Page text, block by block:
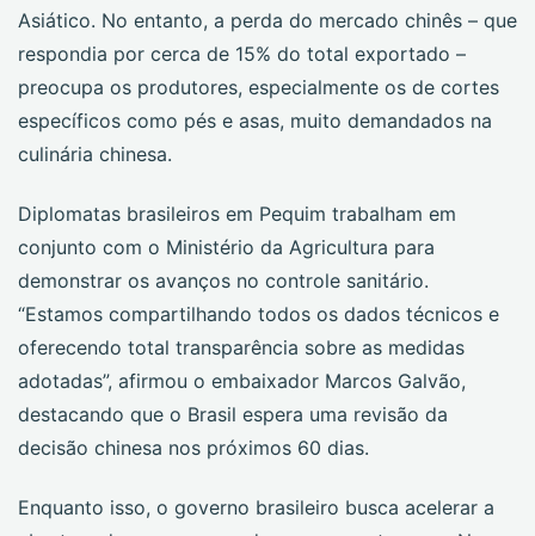
Asiático. No entanto, a perda do mercado chinês – que
respondia por cerca de 15% do total exportado –
preocupa os produtores, especialmente os de cortes
específicos como pés e asas, muito demandados na
culinária chinesa.
Diplomatas brasileiros em Pequim trabalham em
conjunto com o Ministério da Agricultura para
demonstrar os avanços no controle sanitário.
“Estamos compartilhando todos os dados técnicos e
oferecendo total transparência sobre as medidas
adotadas”, afirmou o embaixador Marcos Galvão,
destacando que o Brasil espera uma revisão da
decisão chinesa nos próximos 60 dias.
Enquanto isso, o governo brasileiro busca acelerar a